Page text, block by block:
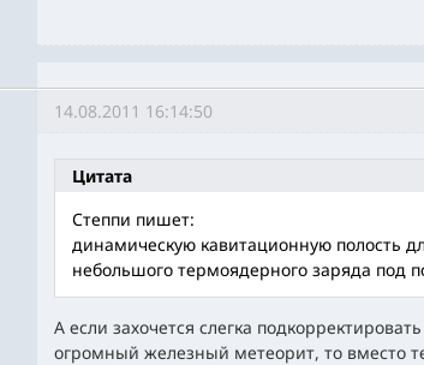
14.08.2011 16:14:50
Цитата
Степпи пишет:
динамическую кавитационную полость
небольшого термоядерного заряда под
А если захочется слегка
огромный железный метеорит, то вместо